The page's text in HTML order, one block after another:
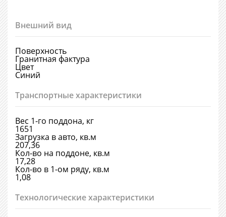
Внешний вид
Поверхность
Гранитная фактура
Цвет
Синий
Транспортные характеристики
Вес 1-го поддона, кг
1651
Загрузка в авто, кв.м
207,36
Кол-во на поддоне, кв.м
17,28
Кол-во в 1-ом ряду, кв.м
1,08
Технологические характеристики